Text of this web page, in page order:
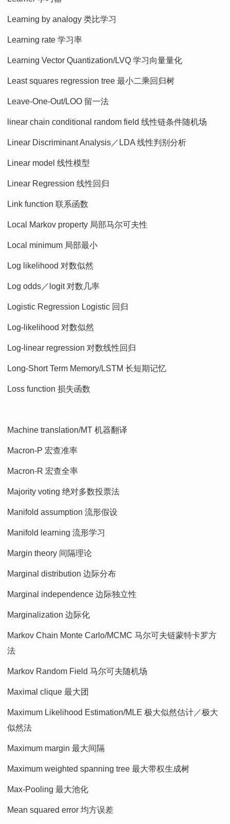
Learning by analogy 类比学习
Learning rate 学习率
Learning Vector Quantization/LVQ 学习向量量化
Least squares regression tree 最小二乘回归树
Leave-One-Out/LOO 留一法
linear chain conditional random field 线性链条件随机场
Linear Discriminant Analysis／LDA 线性判别分析
Linear model 线性模型
Linear Regression 线性回归
Link function 联系函数
Local Markov property 局部马尔可夫性
Local minimum 局部最小
Log likelihood 对数似然
Log odds／logit 对数几率
Logistic Regression Logistic 回归
Log-likelihood 对数似然
Log-linear regression 对数线性回归
Long-Short Term Memory/LSTM 长短期记忆
Loss function 损失函数
Machine translation/MT 机器翻译
Macron-P 宏查准率
Macron-R 宏查全率
Majority voting 绝对多数投票法
Manifold assumption 流形假设
Manifold learning 流形学习
Margin theory 间隔理论
Marginal distribution 边际分布
Marginal independence 边际独立性
Marginalization 边际化
Markov Chain Monte Carlo/MCMC 马尔可夫链蒙特卡罗方
法
Markov Random Field 马尔可夫随机场
Maximal clique 最大团
Maximum Likelihood Estimation/MLE 极大似然估计／极大
似然法
Maximum margin 最大间隔
Maximum weighted spanning tree 最大带权生成树
Max-Pooling 最大池化
Mean squared error 均方误差